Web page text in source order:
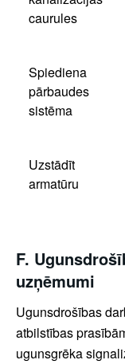
caurules
Spiediena
pārbaudes
sistēma
Uzstādīt
armatūru
F.
uzņēmumi
Ugunsdrošības
atbilstības
ugunsgrēka